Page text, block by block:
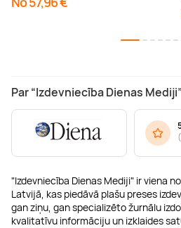
Par “Izdevniecība Dienas Mediji”
"Izdevniecība Dienas Mediji" ir viena
Latvijā, kas piedāvā plašu preses
gan ziņu, gan specializēto žurnālu
kvalitatīvu informāciju un izklaides
(